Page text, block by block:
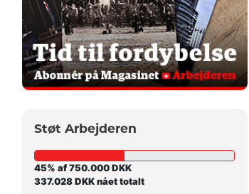
Støt Arbejderen
45% af 750.000 DKK
337.028 DKK nået totalt